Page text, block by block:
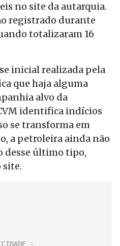
no site da autarquia.
registrado durante
totalizaram 16
inicial realizada pela
que haja alguma
alvo da
identifica indícios
se transforma em
a petroleira ainda não
desse último tipo,
site.